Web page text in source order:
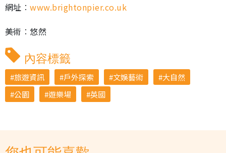
網址︰www.brightonpier.co.uk
美術︰悠然
內容標籤
旅遊資訊 戶外探索 文娛藝術
大自然
公園
遊樂場 英國